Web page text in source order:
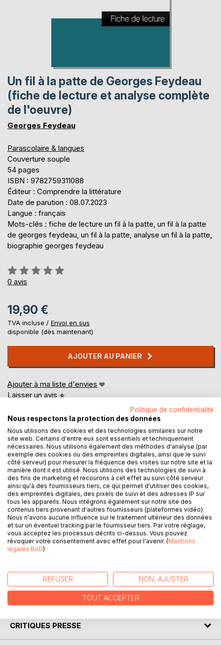
Un fil à la patte de Georges Feydeau
(fiche de lecture et analyse complète
de l'oeuvre)
Georges Feydeau
Parascolaire & langues
Couverture souple
54 pages
ISBN : 9782759311088
Éditeur : Comprendre la littérature
Date de parution : 08.07.2023
Langue : français
Mots-clés : fiche de lecture un fil à la patte, un fil à la patte
de georges feydeau, un fil à la patte, analyse un fil à la patte,
biographie georges feydeau
Évaluation:
0%
0 avis
19,90 €
TVA incluse / Envoi en sus
disponible (dès maintenant)
AJOUTER AU PANIER
Ajouter à ma liste d'envies
Laisser un avis
DESCRIPTION
Venez découvrir Un fil à la patte de Georges Feydeau
grâce à une analyse littéraire de référence ! Écrite par un
spécialiste universitaire, cette fiche de lecture est
recommandée par de nombreux enseignants. Cet ouvrage
contient la biographie de l'écrivain, le résumé détaillé, le
mouvement littéraire, le contexte de publication de
sur : www.fichedelecture.fr.
CRITIQUES PRESSE
Politique de confidentialité
Nous respectons la protection des données
Nous utilisons des cookies et des technologies similaires sur notre
site web. Certains d'entre eux sont essentiels et techniquement
nécessaires. Nous utilisons également des méthodes d'analyse (par
exemple des cookies ou des empreintes digitales, ainsi que le suivi
côté serveur) pour mesurer la fréquence des visites sur notre site et la
manière dont il est utilisé. Nous utilisons des technologies de suivi à
des fins de marketing et recourons à cet effet au suivi côté serveur
ainsi qu'à des fournisseurs tiers, ce qui permet d'utiliser des cookies,
des empreintes digitales, des pixels de suivi et des adresses IP sur
tous les appareils. Nous intégrons également sur notre site des
contenus tiers provenant d'autres fournisseurs (plateformes vidéo).
Nous n'avons aucune influence sur le traitement ultérieur des données
et sur un éventuel tracking par le fournisseur tiers. Par votre réglage,
vous acceptez les processus décrits ci-dessus. Vous pouvez
révoquer votre consentement avec effet pour l'avenir. (Mentions
légales BoD)
REFUSER NON, AJUSTER
TOUT ACCEPTER